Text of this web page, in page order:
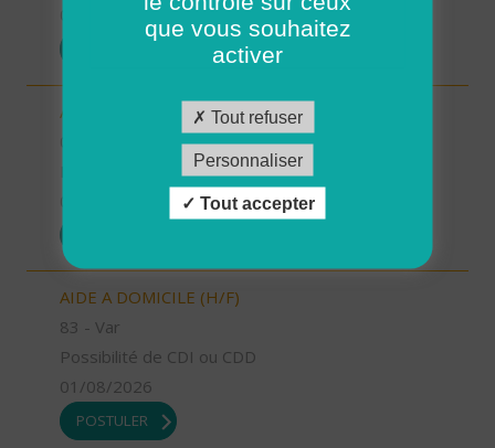
01/08/2026
AIDE SOIGNANT (H/F)
04 - Alpes-de-Haute-Provence
Possibilité de CDI ou CDD
AIDE A DOMICILE (H/F)
83 - Var
Possibilité de CDI ou CDD
01/08/2026
POSTULER
que vous souhaitez
activer
Tout refuser
Personnaliser
Tout accepter